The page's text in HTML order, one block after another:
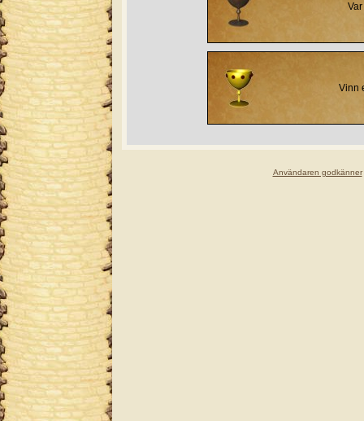
Vinn
Användaren godkänner